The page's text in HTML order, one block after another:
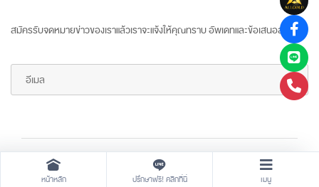
สมัครรับจดหมายข่าวของเราแล้วเราจะแจ้งให้คุณทราบ อัพเดทและข้อเสนอล่าสุด
Copyright © 2026 All rights reserved ARR Gold Trading
หน้าหลัก ปรึกษาฟรี! คลิกที่นี่ เมนู